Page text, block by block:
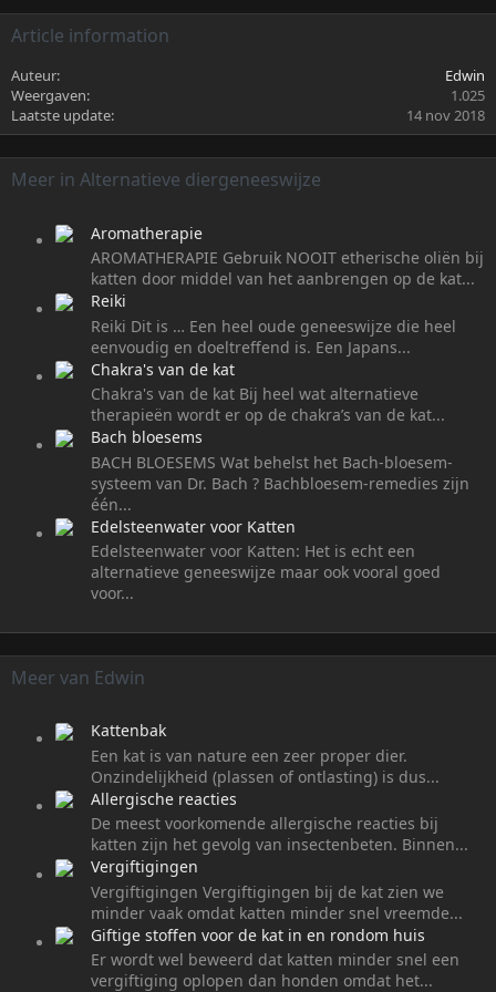
Article information
Auteur
Edwin
Weergaven
1.025
Laatste update
14 nov 2018
Meer in Alternatieve diergeneeswijze
Aromatherapie
AROMATHERAPIE Gebruik NOOIT etherische oliën bij
katten door middel van het aanbrengen op de kat...
Reiki
Reiki Dit is … Een heel oude geneeswijze die heel
eenvoudig en doeltreffend is. Een Japans...
Chakra's van de kat
Chakra's van de kat Bij heel wat alternatieve
therapieën wordt er op de chakra’s van de kat...
Bach bloesems
BACH BLOESEMS Wat behelst het Bach-bloesem-
systeem van Dr. Bach ? Bachbloesem-remedies zijn
één...
Edelsteenwater voor Katten
Edelsteenwater voor Katten: Het is echt een
alternatieve geneeswijze maar ook vooral goed
voor...
Meer van Edwin
Kattenbak
Een kat is van nature een zeer proper dier.
Onzindelijkheid (plassen of ontlasting) is dus...
Allergische reacties
De meest voorkomende allergische reacties bij
katten zijn het gevolg van insectenbeten. Binnen...
Vergiftigingen
Vergiftigingen Vergiftigingen bij de kat zien we
minder vaak omdat katten minder snel vreemde...
Giftige stoffen voor de kat in en rondom huis
Er wordt wel beweerd dat katten minder snel een
vergiftiging oplopen dan honden omdat het...